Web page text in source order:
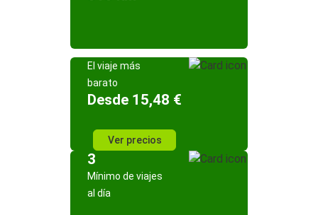
El viaje más
barato
Desde 15,48 €
Ver precios
3
Mínimo de viajes
al día